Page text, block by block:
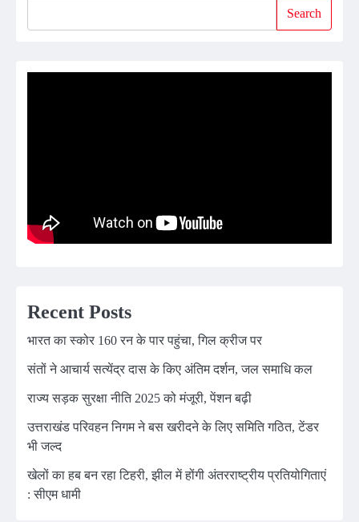
Search
Recent Posts
भारत का स्कोर 160 रन के पार पहुंचा, गिल क्रीज पर
संतों ने आचार्य सत्येंद्र दास के किए अंतिम दर्शन, जल समाधि कल
राज्य सड़क सुरक्षा नीति 2025 को मंजूरी, पेंशन बढ़ी
उत्तराखंड परिवहन निगम ने बस खरीदने के लिए समिति गठित, टेंडर
भी जल्द
खेलों का हब बन रहा टिहरी, झील में होंगी अंतरराष्ट्रीय प्रतियोगिताएं
: सीएम धामी